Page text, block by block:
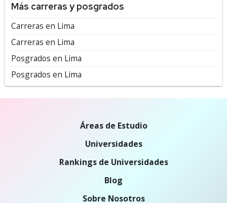
Más carreras y posgrados
Carreras en Lima
Carreras en Lima
Posgrados en Lima
Posgrados en Lima
Áreas de Estudio
Universidades
Rankings de Universidades
Blog
Sobre Nosotros